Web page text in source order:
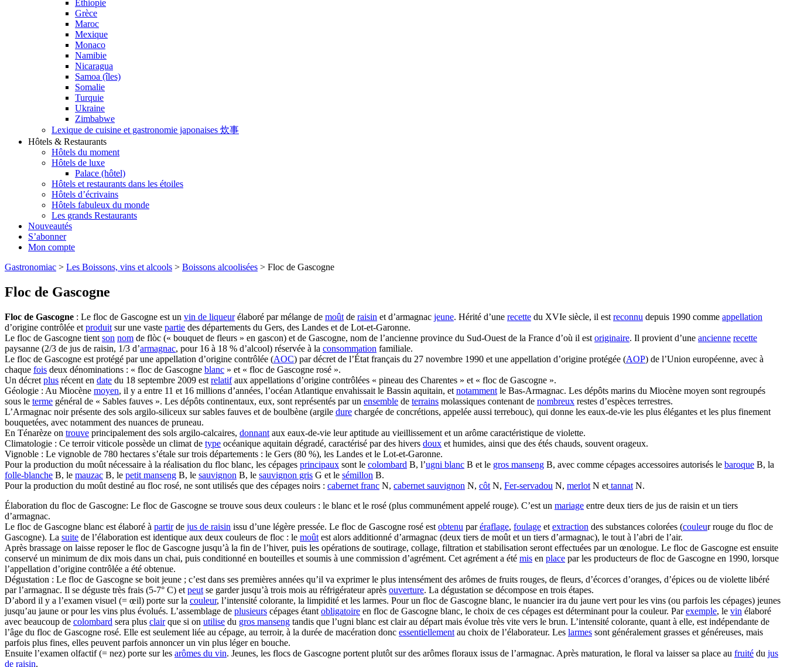
Éthiopie
Grèce
Maroc
Mexique
Monaco
Namibie
Nicaragua
Samoa (îles)
Somalie
Turquie
Ukraine
Zimbabwe
Lexique de cuisine et gastronomie japonaises 炊事
Hôtels & Restaurants
Hôtels du moment
Hôtels de luxe
Palace (hôtel)
Hôtels et restaurants dans les étoiles
Hôtels d’écrivains
Hôtels fabuleux du monde
Les grands Restaurants
Nouveautés
S’abonner
Mon compte
Gastronomiac > Les Boissons, vins et alcools > Boissons alcoolisées > Floc de Gascogne
Floc de Gascogne
Floc de Gascogne : Le floc de Gascogne est un vin de liqueurélaboré par mélange de moût de raisin et d’armagnac jeune. Hérité d’une recette du XVIe siècle, il est reconnu depuis 1990 comme appellation
d’origine contrôlée et produit sur une vaste partie des départements du Gers, des Landes et de Lot-et-Garonne.
Le floc de Gascogne tient son nom de flòc (« bouquet de fleurs » en gascon) et de Gascogne, nom de l’ancienne province du Sud-Ouest de la France d’où il est originaire. Il provient d’une ancienne recette
paysanne (2/3 de jus de raisin, 1/3 d’armagnac, pour 16 à 18 % d’alcool) réservée à la consommation familiale.
Le floc de Gascogne est protégé par une appellation d’origine contrôlée (AOC) par décret de l’État français du 27 novembre 1990 et une appellation d’origine protégée (AOP) de l’Union européenne, avec à
chaque fois deux dénominations : « floc de Gascogne blanc » et « floc de Gascogne rosé ».
Un décret plus récent en date du 18 septembre 2009 est relatifaux appellations d’origine contrôlées « pineau des Charentes » et « floc de Gascogne ».
Géologie : Au Miocène moyen, il y a entre 11 et 16 millions d’années, l’océan Atlantique envahissait le Bassin aquitain, et notamment le Bas-Armagnac. Les dépôts marins du Miocène moyen sont regroupés
sous le terme général de « Sables fauves ». Les dépôts continentaux, eux, sont représentés par un ensemble de terrains molassiques contenant de nombreux restes d’espèces terrestres.
L’Armagnac noir présente des sols argilo-siliceux sur sables fauves et de boulbène (argile dure chargée de concrétions, appelée aussi terrebouc), qui donne les eaux-de-vie les plus élégantes et les plus finement
bouquetées, avec notamment des nuances de pruneau.
En Ténarèze on trouve principalement des sols argilo-calcaires, donnant aux eaux-de-vie leur aptitude au vieillissement et un arôme caractéristique de violette.
Climatologie : Ce terroir viticole possède un climat de type océanique aquitain dégradé, caractérisé par des hivers doux et humides, ainsi que des étés chauds, souvent orageux.
Vignoble : Le vignoble de 780 hectares s’étale sur trois départements : le Gers (80 %), les Landes et le Lot-et-Garonne.
Pour la production du moût nécessaire à la réalisation du floc blanc, les cépages principaux sont le colombard B, l’ugni blanc B et le gros manseng B, avec comme cépages accessoires autorisés le baroque B, la
folle-blanche B, le mauzac B, le petit manseng B, le sauvignon B, le sauvignon gris G et le sémillon B.
Pour la production du moût destiné au floc rosé, ne sont utilisés que des cépages noirs : cabernet franc N, cabernet sauvignon N, côt N, Fer-servadou N, merlot N et tannat N.
Élaboration du floc de Gascogne: Le floc de Gascogne se trouve sous deux couleurs : le blanc et le rosé (plus communément appelé rouge). C’est un mariage entre deux tiers de jus de raisin et un tiers
d’armagnac.
Le floc de Gascogne blanc est élaboré à partirde jus de raisin issu d’une légère pressée. Le floc de Gascogne rosé est obtenu paréraflage, foulage et extraction des substances colorées (couleur rouge du floc de
Gascogne). La suite de l’élaboration est identique aux deux couleurs de floc : le moût est alors additionné d’armagnac (deux tiers de moût et un tiers d’armagnac), le tout à l’abri de l’air.
Après brassage on laisse reposer le floc de Gascogne jusqu’à la fin de l’hiver, puis les opérations de soutirage, collage, filtration et stabilisation seront effectuées par un œnologue. Le floc de Gascogne est ensuite
conservé un minimum de dix mois dans un chai, puis conditionné en bouteilles et soumis à une commission d’agrément. Cet agrément a été mis en place par les producteurs de floc de Gascogne en 1990, lorsque
l’appellation d’origine contrôlée a été obtenue.
Dégustation : Le floc de Gascogne se boit jeune ; c’est dans ses premières années qu’il va exprimer le plus intensément des arômes de fruits rouges, de fleurs, d’écorces d’oranges, d’épices ou de violette libéré
par l’armagnac. Il se déguste très frais (5-7° C) et peut se garder jusqu’à trois mois au réfrigérateur après ouverture. La dégustation se décompose en trois étapes.
D’abord il y a l’examen visuel (= œil) porte sur la couleur, l’intensité colorante, la limpidité et les larmes. Pour un floc de Gascogne blanc, le nuancier ira du jaune vert pour les vins (ou parfois les cépages) jeunes
jusqu’au jaune or pour les vins plus évolués. L’assemblage de plusieurs cépages étant obligatoire en floc de Gascogne blanc, le choix de ces cépages est déterminant pour la couleur. Parexemple, le vin élaboré
avec beaucoup de colombard sera plus clairque si on utilise du gros manseng tandis que l’ugni blanc est clair au départ mais évolue très vite vers le brun. L’intensité colorante, quant à elle, est indépendante de
l’âge du floc de Gascogne rosé. Elle est seulement liée au cépage, au terroir, à la durée de macération donc essentiellement au choix de l’élaborateur. Les larmes sont généralement grasses et généreuses, mais
parfois plus fines, elles peuvent parfois annoncer un vin plus léger en bouche.
Ensuite l’examen olfactif (= nez) porte sur les arômes du vin. Jeunes, les flocs de Gascogne portent plutôt sur des arômes floraux issus de l’armagnac. Après maturation, le floral va laisser sa place au fruité du jus
de raisin.